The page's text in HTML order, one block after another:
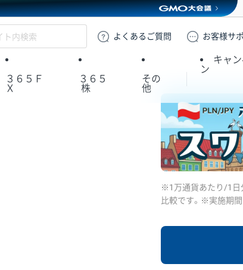
GMOクリック証券
よくある ご質問 お客様サ
３６５Ｆ
Ｘ
３６５
株
その
他
キャ
ン
※1万通貨あたり/1日
比較です。※実施期